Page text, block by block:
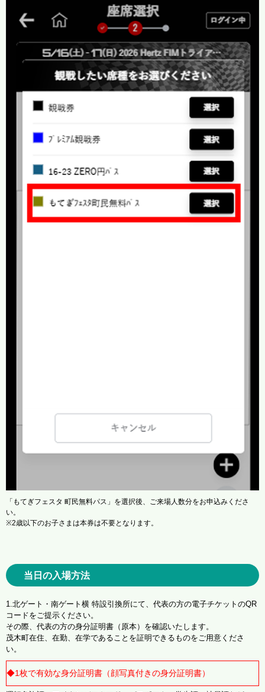
「もてぎフェスタ 町民無料パス」を選択後、ご来場人数分をお申込みくださ
い。
※2歳以下のお子さまは本券は不要となります。
当日の入場方法
1.北ゲート・南ゲート横 特設引換所にて、代表の方の電子チケットのQR
コードをご提示ください。
その際、代表の方の身分証明書（原本）を確認いたします。
茂木町在住、在勤、在学であることを証明できるものをご用意くださ
い。
◆1枚で有効な身分証明書（顔写真付きの身分証明書）